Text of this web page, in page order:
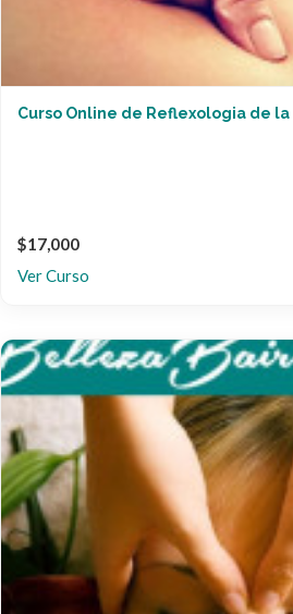
Curso Online de Reflexologia de la
$17,000
Ver Curso